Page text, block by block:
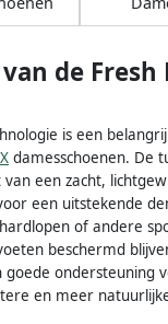
de Fresh
is een
damesschoenen. De
een zacht,
een uitstekende
of andere
beschermd
goede ondersteuning
en meer